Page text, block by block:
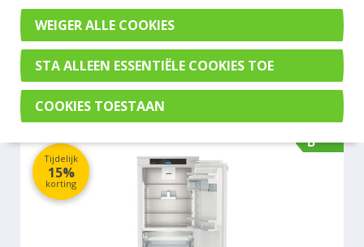
Koel- vrieskast
LIEBHERR ICBNBI 5153-20
Tijdelijk
15%
korting
B